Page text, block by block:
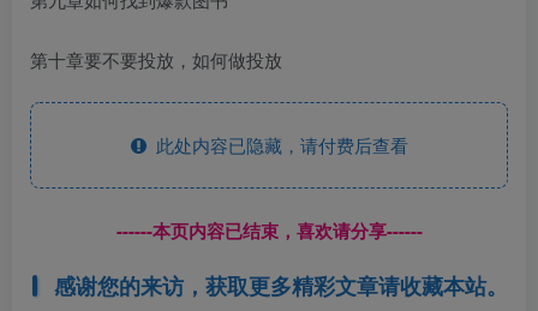
第十章要不要投放，如何做投放
此处内容已隐藏，请付费后查看
------本页内容已结束，喜欢请分享------
感谢您的来访，获取更多精彩文章请收藏本站。